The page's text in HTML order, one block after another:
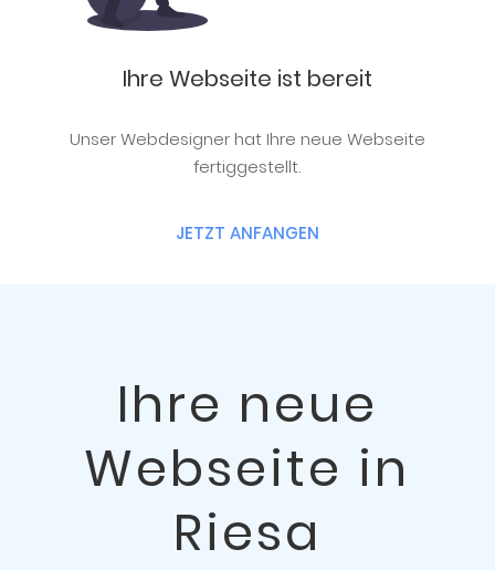
Ihre Webseite ist bereit
Unser Webdesigner hat Ihre neue Webseite
fertiggestellt.
JETZT ANFANGEN
Ihre neue
Webseite in
Riesa